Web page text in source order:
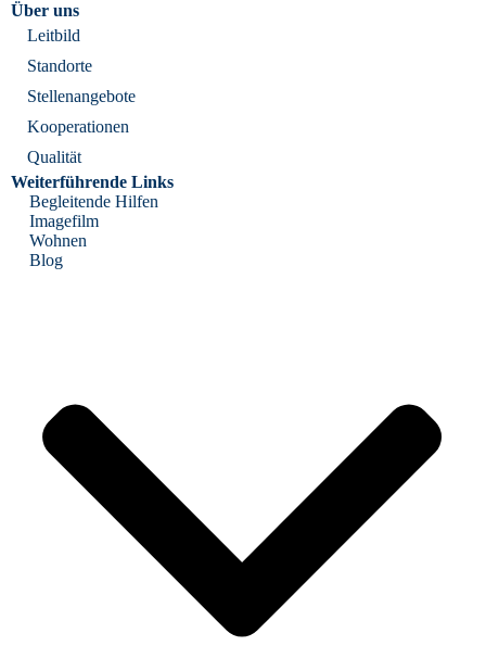
Über uns
Leitbild
Standorte
Stellenangebote
Kooperationen
Qualität
Weiterführende Links
Begleitende Hilfen
Imagefilm
Wohnen
Blog